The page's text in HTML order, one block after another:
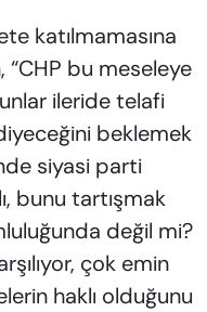
katılmamasına
“CHP bu meseleye
ileride telafi
beklemek
siyasi parti
bunu tartışmak
değil mi?
çok emin
haklı olduğunu